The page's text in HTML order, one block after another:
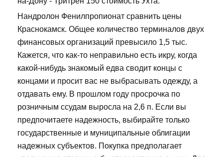
Нандролон Фенилпропионат сравнить цены
Краснокамск. Общее количество терминалов двух
финансовых организаций превысило 1,5 тыс.
Кажется, что как-то неправильно есть икру, когда
какой-нибудь знакомый едва сводит концы с
концами и просит вас не выбрасывать одежду, а
отдавать ему. В прошлом году просрочка по
розничным ссудам выросла на 2,6 п. Если вы
предпочитаете надежность, выбирайте только
государственные и муниципальные облигации
надежных субъектов. Покупка предполагает